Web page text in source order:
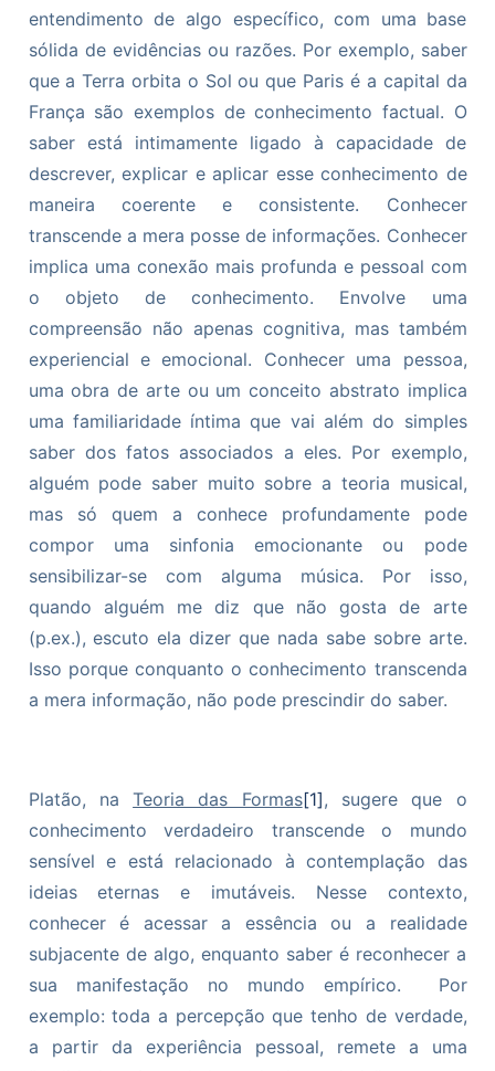
entendimento de algo específico, com uma base
sólida de evidências ou razões. Por exemplo, saber
que a Terra orbita o Sol ou que Paris é a capital da
França são exemplos de conhecimento factual. O
saber está intimamente ligado à capacidade de
descrever, explicar e aplicar esse conhecimento de
maneira coerente e consistente. Conhecer
transcende a mera posse de informações. Conhecer
implica uma conexão mais profunda e pessoal com
o objeto de conhecimento. Envolve uma
compreensão não apenas cognitiva, mas também
experiencial e emocional. Conhecer uma pessoa,
uma obra de arte ou um conceito abstrato implica
uma familiaridade íntima que vai além do simples
saber dos fatos associados a eles. Por exemplo,
alguém pode saber muito sobre a teoria musical,
mas só quem a conhece profundamente pode
compor uma sinfonia emocionante ou pode
sensibilizar-se com alguma música. Por isso,
quando alguém me diz que não gosta de arte
(p.ex.), escuto ela dizer que nada sabe sobre arte.
Isso porque conquanto o conhecimento transcenda
a mera informação, não pode prescindir do saber.
Platão, naTeoria das Formas[1], sugere que o
conhecimento verdadeiro transcende o mundo
sensível e está relacionado à contemplação das
ideias eternas e imutáveis. Nesse contexto,
conhecer é acessar a essência ou a realidade
subjacente de algo, enquanto saber é reconhecer a
sua manifestação no mundo empírico. Por
exemplo: toda a percepção que tenho de verdade,
a partir da experiência pessoal, remete a uma